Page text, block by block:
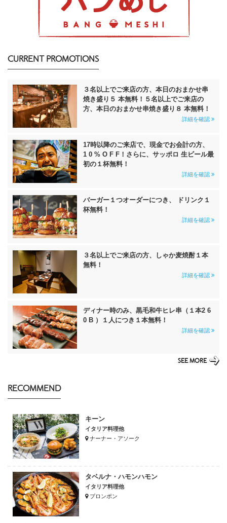
CURRENT PROMOTIONS
３名以上でご来店の方、本日のおまかせ串
焼き盛り５ 本無料！５名以上でご来店の
方、本日のおまかせ串焼き盛り８ 本無料！
詳細を確認
17時以降のご来店で、現金でお会計の方、
1 0 % O F F！さらに、サッポロ 生ビール最
初の１杯無料！
詳細を確認
バーガー１つオーダーにつき、 ドリンク１
杯無料！
詳細を確認
３名以上でご来店の方、しゃか麦焼酎１本
無料！
詳細を確認
ディナー時のみ、黒毛和牛ヒレ串（１本2 6
0 B ）１人につき１本無料！
詳細を確認
SEE MORE
RECOMMEND
キーン
イタリア料理他
ナーナー・アソーク
タベルナ・ハモンハモン
イタリア料理他
プロンポン